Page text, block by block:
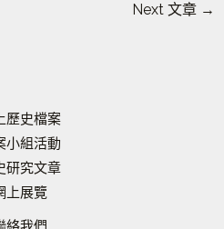
Next 文章 →
歷史檔案
小組活動
研究文章
上展覽